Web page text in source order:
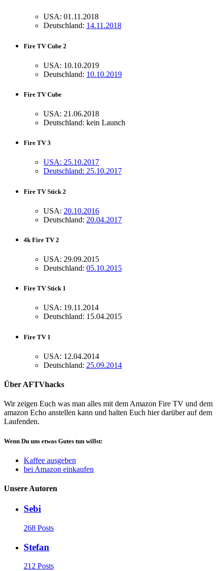
USA: 01.11.2018
Deutschland: 14.11.2018
Fire TV Cube 2
USA: 10.10.2019
Deutschland: 10.10.2019
Fire TV Cube
USA: 21.06.2018
Deutschland: kein Launch
Fire TV 3
USA: 25.10.2017
Deutschland: 25.10.2017
Fire TV Stick 2
USA: 20.10.2016
Deutschland: 20.04.2017
4k Fire TV 2
USA: 29.09.2015
Deutschland: 05.10.2015
Fire TV Stick 1
USA: 19.11.2014
Deutschland: 15.04.2015
Fire TV 1
USA: 12.04.2014
Deutschland: 25.09.2014
Über AFTVhacks
Wir zeigen Euch was man alles mit dem Amazon Fire TV und dem
amazon Echo anstellen kann und halten Euch hier darüber auf dem
Laufenden.
Wenn Du uns etwas Gutes tun willst:
Kaffee ausgeben
bei Amazon einkaufen
Unsere Autoren
Sebi
268 Posts
Stefan
212 Posts